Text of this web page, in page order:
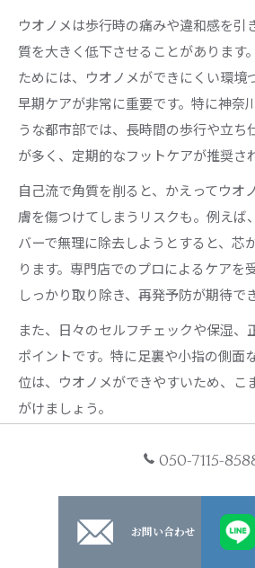
ウオノメは歩行時の痛みや違和感を引
質を大きく低下させることがあります
ためには、ウオノメができにくい環境
早期ケアが非常に重要です。特に神奈
うな都市部では、長時間の歩行や立ち
が多く、定期的なフットケアが推奨さ
自己流で角質を削ると、かえってウオ
膚を傷つけてしまうリスクも。例えば
バーで無理に除去しようとすると、芯
ります。専門店でのプロによるケアを
しっかり取り除き、再発予防が期待で
また、日々のセルフチェックや保湿、
ポイントです。特に足裏や小指の側面
位は、ウオノメができやすいため、こ
がけましょう。
ウオノメ専門店で学ぶフットケア
ウオノメ専門店では、従来の表面的な
フットケア全般に関する新しい知見や
す。特にドイツ式フットケアや専用マ
050-7115-
お問い合わせ